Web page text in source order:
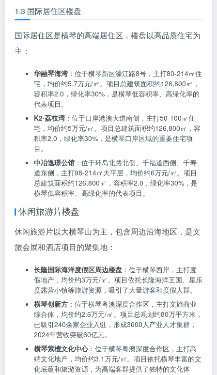
华发广场（II期）横琴湾
192㎡住宅，均价约3.8万元/㎡。项目总建筑面积约34万
中交汇通·横琴广场：位于十字门大道与汇通二路交汇
核心区域的高端住宅项目。
华发广场（II期）天啟：位于都会道与洋环路交叉路口，
主打90-167㎡住宅，均价约3万元/㎡。项目总建筑面积
约131万㎡，是横琴岛内臻罕低密住区，主打横琴汇金湾
湾景大平层。
1.3 国际居住区楼盘
国际居住区是横琴的高端居住区，楼盘以高品质住宅为
华融琴海湾：位于横琴新区濠江路8号，主打80-214㎡住
宅，均价约5.7万元/㎡。项目总建筑面积约126,800㎡，
容积率2.0，绿化率30%，是横琴低容积率、高绿化率的
宅，均价约5万元/㎡。项目总建筑面积约126,800㎡，容
目。
中冶逸璟公馆：位于环岛北路北侧、千福道西侧、千寿
道东侧，主打98-214㎡大平层，均价约6万元/㎡。项目
总建筑面积约126,800㎡，容积率2.0，绿化率30%，是
横琴低容积率、高绿化率的代表项目。
休闲旅游片楼盘
休闲旅游片以大横琴山为主，包含周边沿海地区，是文
旅会展和酒店项目的聚集地：